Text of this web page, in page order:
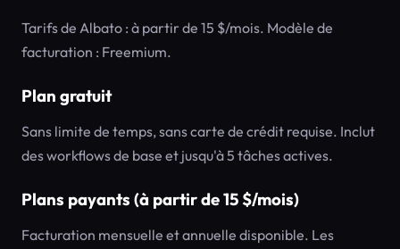
Tarifs de Albato : à partir de 15 $/mois. Modèle de
facturation : Freemium.
Plan gratuit
Sans limite de temps, sans carte de crédit requise. Inclut
des workflows de base et jusqu'à 5 tâches actives.
Plans payants (à partir de 15 $/mois)
Facturation mensuelle et annuelle disponible. Les